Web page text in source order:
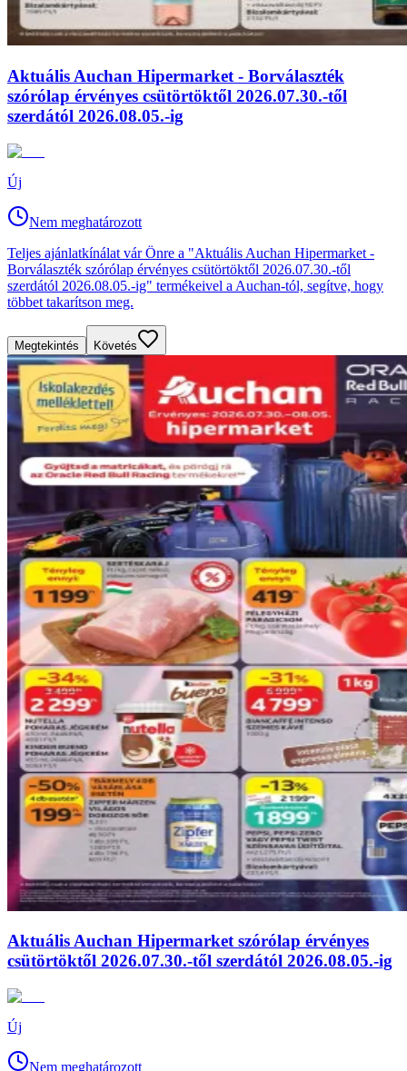
Aktuális Auchan Hipermarket - Borválaszték
szórólap érvényes csütörtöktől 2026.07.30.-től
szerdától 2026.08.05.-ig
Új
Nem meghatározott
Teljes ajánlatkínálat vár Önre a "Aktuális Auchan Hipermarket -
Borválaszték szórólap érvényes csütörtöktől 2026.07.30.-től
szerdától 2026.08.05.-ig" termékeivel a Auchan-tól, segítve, hogy
többet takarítson meg.
Megtekintés Követés
Aktuális Auchan Hipermarket szórólap érvényes
csütörtöktől 2026.07.30.-től szerdától 2026.08.05.-ig
Új
Nem meghatározott